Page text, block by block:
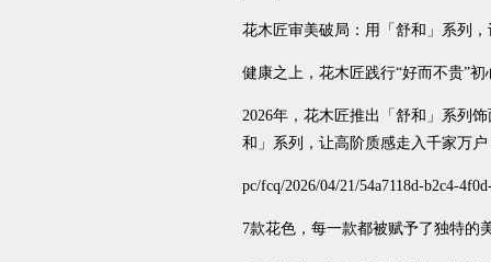
花木匠审美破局：用「舒和」系列
健康之上，花木匠践行“好而不贵”
2026年，花木匠推出「舒和」系列
和」系列，让高阶质感走入千家万
pc/fcq/2026/04/21/54a7118d-b2c4-
7款花色，每一款都被赋予了独特的